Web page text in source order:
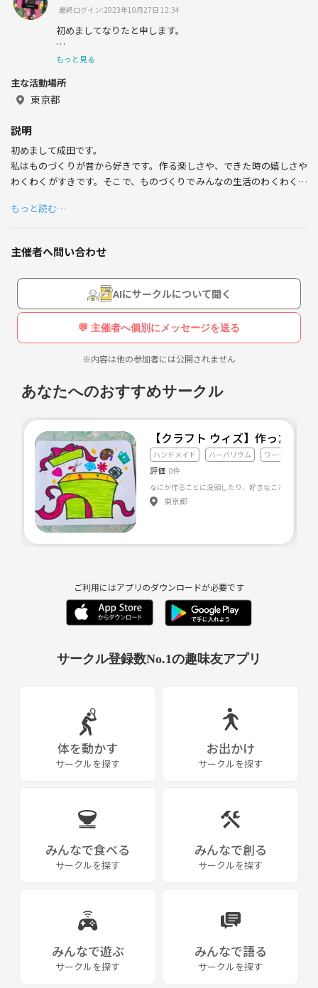
最終ログイン:2023年10月27日 12:34
初めましてなりたと申します。
私はものづくりが昔から好きです。
作る楽しさや、できた時の嬉しさや、世界に一つだけのも
のが目の前にあることがワクワクします😳
ものづくりを通して、生活のわくわくが増やしたいと思
い、イベントを開催することにしました！
思ってます。図画工作が好きだった人、好きでなかった人
も、お気軽に参加していただけると嬉しいです！
もっと見る
主な活動場所
東京都
説明
初めまして成田です。
私はものづくりが昔から好きです。作る楽しさや、できた時の嬉しさや
わくわくがすきです。そこで、ものづくりでみんなの生活のわくわくが
図画工作が好きだった人、好きでなかった人も、お気軽に参加くださ
い！
もっと読む…
主催者へ問い合わせ
AIにサークルについて聞く
💬 主催者へ個別にメッセージを送る
※内容は他の参加者には公開されません
あなたへのおすすめサークル
【クラフト ウィズ】作ったり
ハンドメイド ハーバリウム ワークショップ
評価 0件
東京都
ご利用にはアプリのダウンロードが必要です
サークル登録数No.1の趣味友アプリ
体を動かす
サークルを探す
お出かけ
サークルを探す
みんなで食べる
サークルを探す
みんなで創る
サークルを探す
みんなで遊ぶ
サークルを探す
みんなで語る
サークルを探す